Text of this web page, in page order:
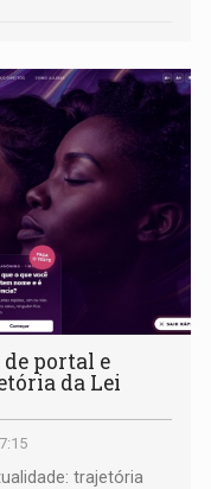
de portal e
da Lei
trajetória